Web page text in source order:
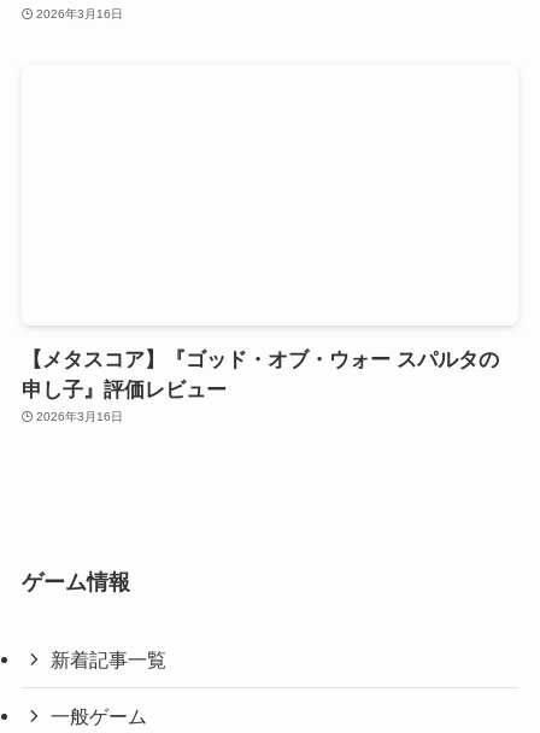
2026年3月16日
【メタスコア】『ゴッド・オブ・ウォー スパルタの
申し子』評価レビュー
2026年3月16日
ゲーム情報
新着記事一覧
一般ゲーム